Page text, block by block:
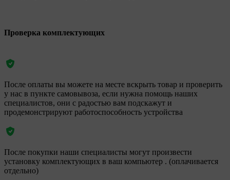
Проверка комплектующих
После оплаты вы можете на месте вскрыть товар и проверить
у нас в пункте самовывоза, если нужна помощь наших
специалистов, они с радостью вам подскажут и
продемонстрируют работоспособность устройства
После покупки наши специалисты могут произвести
установку комплектующих в ваш компьютер . (оплачивается
отдельно)